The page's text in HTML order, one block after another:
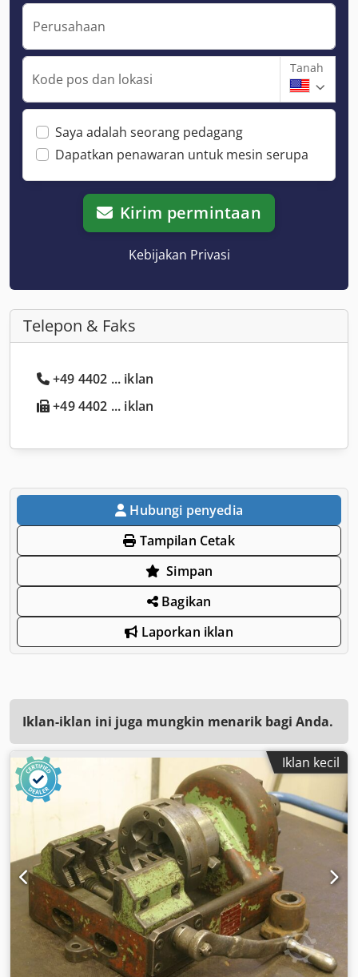
Perusahaan
Kode pos dan lokasi
Tanah
Saya adalah seorang pedagang
Dapatkan penawaran untuk mesin serupa
Kirim permintaan
Kebijakan Privasi
Telepon & Faks
+49 4402 ... iklan
+49 4402 ... iklan
Hubungi penyedia
Tampilan Cetak
Simpan
Bagikan
Laporkan iklan
Iklan-iklan ini juga mungkin menarik bagi Anda.
Iklan kecil